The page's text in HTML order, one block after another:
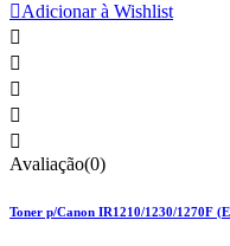
Adicionar à Wishlist





Avaliação(0)
Toner p/Canon IR1210/1230/1270F